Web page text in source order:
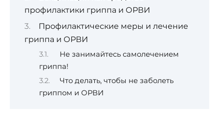
профилактики гриппа и ОРВИ
Профилактические меры и лечение
гриппа и ОРВИ
Не занимайтесь самолечением
гриппа!
Что делать, чтобы не заболеть
гриппом и ОРВИ